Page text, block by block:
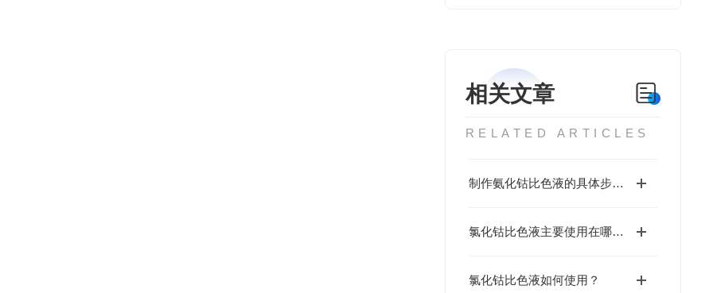
相关文章
RELATED ARTICLES
制作氨化钴比色液的具体步要是什么?
氯化钴比色液主要使用在哪方面？
氯化钴比色液如何使用？